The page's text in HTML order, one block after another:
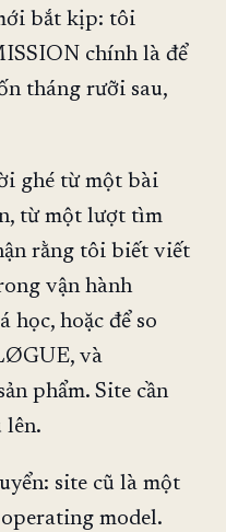
bắt kịp: tôi
chính là để
tháng rưỡi sau,
ghé từ một bài
từ một lượt tìm
rằng tôi biết viết
vận hành
học, hoặc để so
và
phẩm. Site cần
lên.
site cũ là một
model.